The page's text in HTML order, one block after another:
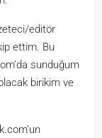
editör
ettim. Bu
sunduğum
birikim ve